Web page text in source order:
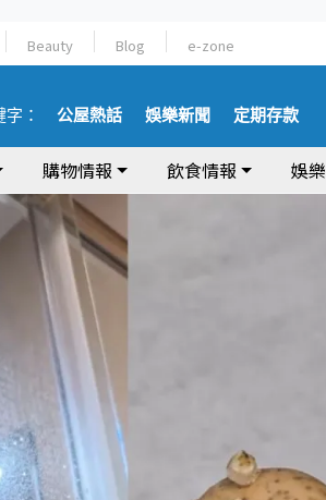
Beauty Blog e-zone
： 公屋熱話 娛樂新聞 定期存款
購物情報 飲食情報 娛樂